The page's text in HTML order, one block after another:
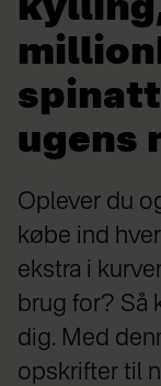
ugens
Oplever du
købe ind
ekstra i
brug for? Så
dig. Med
opskrifter til